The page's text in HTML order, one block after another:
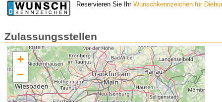
Reservieren Sie Ihr Wunschkennzeichen für
Zulassungsstellen
+
−